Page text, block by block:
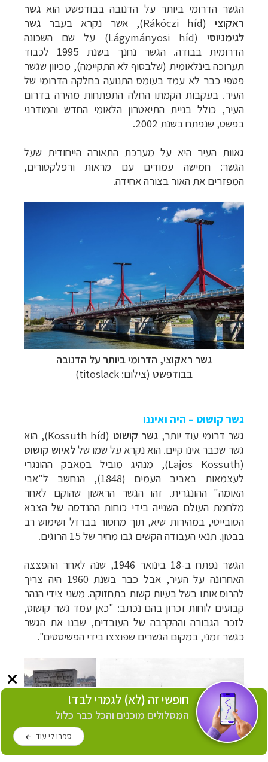
הגשר הדרומי ביותר על הדנובה בבודפשט הוא גשר
ראקוצי
(Rákóczi híd), אשר נקרא בעבר
גשר
לגימניוסי(
Lágymányosi híd) על שם השכונה
הדרומית בבודה. הגשר נחנך בשנת 1995 לכבוד
תערוכה בינלאומית (שלבסוף לא התקיימה), מכיוון שגשר
פטפי כבר לא עמד בעומס התנועה בחלקה הדרומי של
העיר. בעקבות הקמתו החלה התפתחות מהירה בדרום
העיר, כולל בניית התיאטרון הלאומי החדש והמודרני
בפשט, שנפתח בשנת 2002.
גאוות העיר היא על מערכת התאורה הייחודית שעל
הגשר: חמישה עמודים עם מראות ורפלקטורים,
המפזרים את האור בצורה אחידה.
גשר ראקוצי, הדרומי ביותר על הדנובה
בבודפשט (צילום: titoslack
)
גשר קושוט – היה ואיננו
גשר דרומי עוד יותר, גשר קושוט (
Kossuth híd), הוא
גשר שכבר אינו קיים. הוא נקרא על שמו שללאיוש קושוט
(
Lajos Kossuth), מנהיג מוביל במאבק ההונגרי
לעצמאות באביב העמים (1848), הנחשב ל"אבי
האומה" ההונגרית. זהו הגשר הראשון שהוקם לאחר
מלחמת העולם השנייה בידי כוחות ההנדסה של הצבא
הסובייטי, במהירות שיא, תוך מחסור בברזל ושימוש רב
בבטון. תנאי העבודה הקשים גבו מחיר של 15 הרוגים.
הגשר נפתח ב-18 בינואר 1946, שנה לאחר ההפצצה
האחרונה על העיר, אבל כבר בשנת 1960 היה צריך
להרוס אותו בשל בעיות קשות בתחזוקה. משני צידי הנהר
קבועים לוחות זכרון בהם נכתב: "כאן עמד גשר קושוט,
לזכר הגבורה וההקרבה של העובדים, שבנו את הגשר
כגשר זמני, במקום הגשרים שפוצצו בידי הפשיסטים".
חופשי זה (לא) לגמרי לבד!
המסלולים מוכנים והכל כבר כלול
ספרו לי עוד